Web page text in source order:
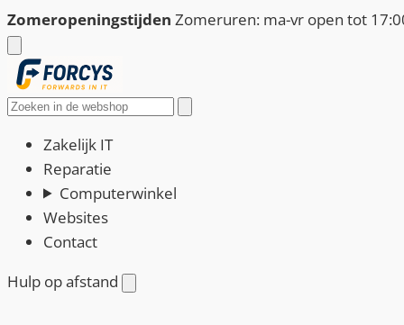
Ga
naar
de
inhoud
Zomeropeningstijden Zomeruren: ma-vr open tot
Zoeken
Zakelijk IT
Reparatie
Computerwinkel
Websites
Contact
Hulp op afstand